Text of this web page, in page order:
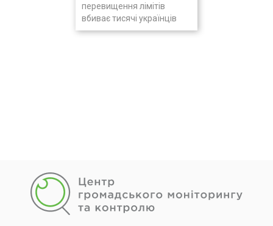
перевищення лімітів
вбиває тисячі українців